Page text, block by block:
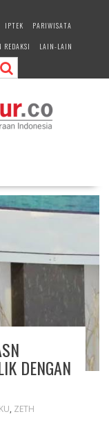
IPTEK
PARIWISATA
REDAKSI LAIN-LAIN
DENGAN
, ZETH